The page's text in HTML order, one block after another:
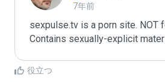
7年前
sexpulse.tv is a porn site. NOT
Contains sexually-explicit
役立つ